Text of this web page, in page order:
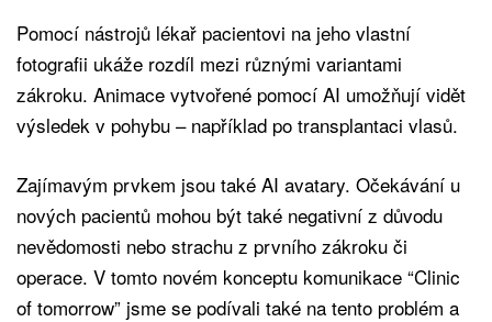
Pomocí nástrojů lékař pacientovi na jeho vlastní
fotografii ukáže rozdíl mezi různými variantami
zákroku. Animace vytvořené pomocí AI umožňují vidět
výsledek v pohybu – například po transplantaci vlasů.
Zajímavým prvkem jsou také AI avatary. Očekávání u
nových pacientů mohou být také negativní z důvodu
nevědomosti nebo strachu z prvního zákroku či
operace. V tomto novém konceptu komunikace “Clinic
of tomorrow” jsme se podívali také na tento problém a